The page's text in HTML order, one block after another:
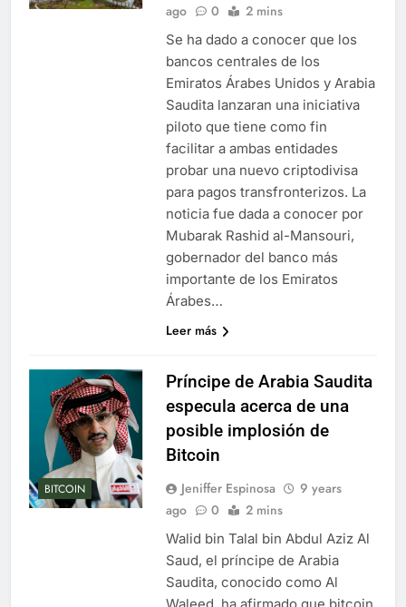
ago
0 2 mins
Se ha dado a conocer que los
bancos centrales de los
Emiratos Árabes Unidos y Arabia
Saudita lanzaran una iniciativa
piloto que tiene como fin
facilitar a ambas entidades
probar una nuevo criptodivisa
para pagos transfronterizos. La
noticia fue dada a conocer por
Mubarak Rashid al-Mansouri,
gobernador del banco más
importante de los Emiratos
Árabes…
Leer más
BITCOIN
Príncipe de Arabia Saudita
especula acerca de una
posible implosión de
Bitcoin
Jeniffer Espinosa
9 years
ago
0 2 mins
Walid bin Talal bin Abdul Aziz Al
Saud, el príncipe de Arabia
Saudita, conocido como Al